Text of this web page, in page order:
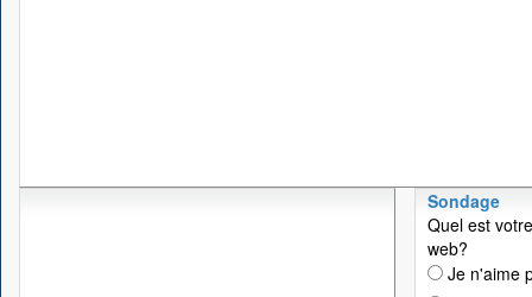
Sondage
Quel est
web?
Je n'aime